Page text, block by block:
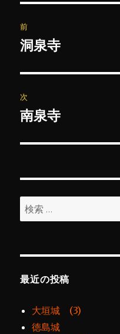
稿
ビ
ゲ
ー
ン
前
前
投
稿:
洞泉寺
次
次
投
南泉寺
検
索:
最近の投稿
大垣城 (3)
徳島城